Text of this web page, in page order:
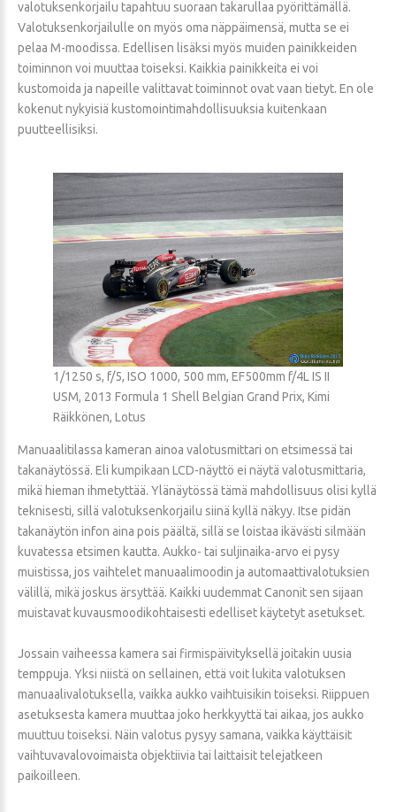
valotuksenkorjailu tapahtuu suoraan takarullaa pyörittämällä.
Valotuksenkorjailulle on myös oma näppäimensä, mutta se ei
pelaa M-moodissa. Edellisen lisäksi myös muiden painikkeiden
toiminnon voi muuttaa toiseksi. Kaikkia painikkeita ei voi
kustomoida ja napeille valittavat toiminnot ovat vaan tietyt. En ole
kokenut nykyisiä kustomointimahdollisuuksia kuitenkaan
puutteellisiksi.
1/1250 s, f/5, ISO 1000, 500 mm, EF500mm f/4L IS II
USM, 2013 Formula 1 Shell Belgian Grand Prix, Kimi
Räikkönen, Lotus
Manuaalitilassa kameran ainoa valotusmittari on etsimessä tai
takanäytössä. Eli kumpikaan LCD-näyttö ei näytä valotusmittaria,
mikä hieman ihmetyttää. Ylänäytössä tämä mahdollisuus olisi kyllä
teknisesti, sillä valotuksenkorjailu siinä kyllä näkyy. Itse pidän
takanäytön infon aina pois päältä, sillä se loistaa ikävästi silmään
kuvatessa etsimen kautta. Aukko- tai suljinaika-arvo ei pysy
muistissa, jos vaihtelet manuaalimoodin ja automaattivalotuksien
välillä, mikä joskus ärsyttää. Kaikki uudemmat Canonit sen sijaan
muistavat kuvausmoodikohtaisesti edelliset käytetyt asetukset.
Jossain vaiheessa kamera sai firmispäivityksellä joitakin uusia
temppuja. Yksi niistä on sellainen, että voit lukita valotuksen
manuaalivalotuksella, vaikka aukko vaihtuisikin toiseksi. Riippuen
asetuksesta kamera muuttaa joko herkkyyttä tai aikaa, jos aukko
muuttuu toiseksi. Näin valotus pysyy samana, vaikka käyttäisit
vaihtuvavalovoimaista objektiivia tai laittaisit telejatkeen
paikoilleen.